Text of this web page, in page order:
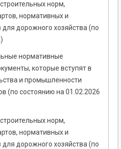
норм,
нормативных и
для дорожного хозяйства (по
нормативные
которые вступят в
и промышленности
(по состоянию на 01.02.2026
норм,
нормативных и
для дорожного хозяйства (по